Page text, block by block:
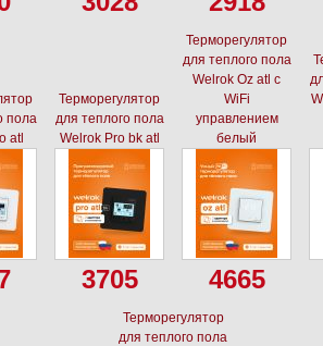
пола
atl
Терморегулятор
для теплого пола
Welrok Pro bk atl
3705
Терморегулятор
для теплого пола
Welrok Oz atl с
WiFi
управлением
белый
4665
Терморегулятор
для теплого пола